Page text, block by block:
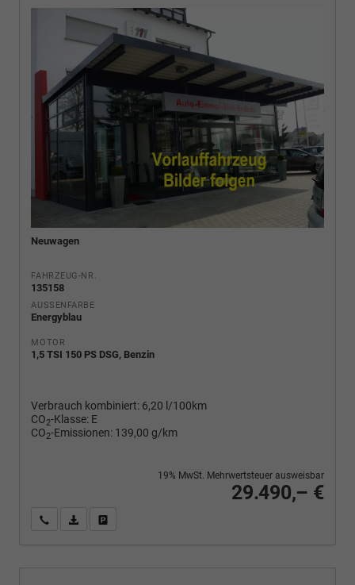
Neuwagen
FAHRZEUG-NR.
135158
AUSSENFARBE
Energyblau
MOTOR
1,5 TSI 150 PS DSG, Benzin
Verbrauch kombiniert: 6,20 l/100km
CO2-Klasse: E
CO2-Emissionen: 139,00 g/km
29.490,– €
19% MwSt. Mehrwertsteuer ausweisbar
Wir rufen Sie anPDF-Fahrzeugexposé drucken